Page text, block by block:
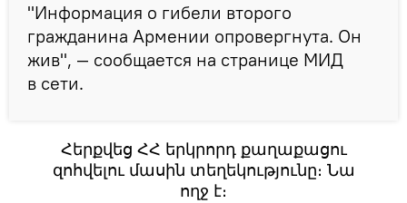
"Информация о гибели второго
гражданина Армении опровергнута. Он
жив", — сообщается на странице МИД
в сети.
Հերքվեց ՀՀ երկրորդ քաղաքացու
զոհվելու մասին տեղեկությունը։ Նա
ողջ է։